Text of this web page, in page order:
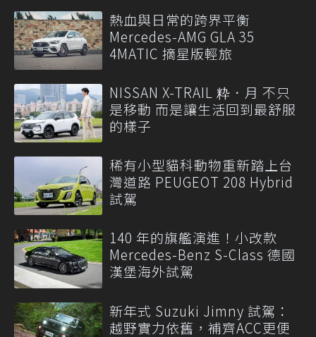
熱血與日常的跨界平衡
Mercedes-AMG GLA 35
4MATIC 摘星版輕旅
NISSAN X-TRAIL 粋．月 不只
是移動 而是讓生活回到最舒服
的樣子
稀有小型貓科動物重新踏上台
灣道路 PEUGEOT 208 Hybrid
試駕
140 年的旗艦演進！小改款
Mercedes-Benz S-Class 德國
漢堡海外試駕
新年式 Suzuki Jimny 試駕：
越野實力依舊，補齊ACC更便